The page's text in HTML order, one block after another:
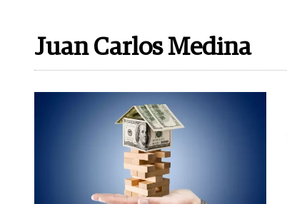
Juan Carlos Medina